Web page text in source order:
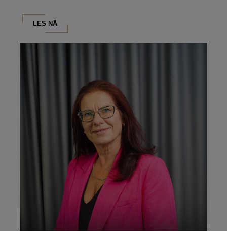
LES NÅ